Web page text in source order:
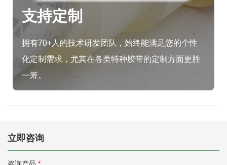
支持定制
拥有70+人的技术研发团队，始终能满足您的个性
化定制需求，尤其在各类特种胶带的定制方面更胜
一筹。
立即咨询